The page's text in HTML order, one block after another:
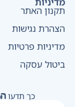
תקנון האתר
הצהרת נגישות
מדיניות פרטיות
ביטול עסקה
כך תדעו